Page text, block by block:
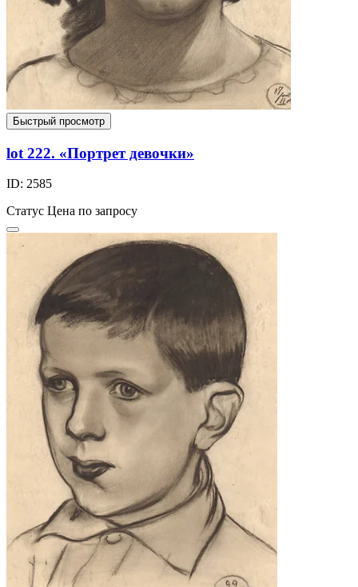
Быстрый просмотр
lot 222. «Портрет девочки»
ID: 2585
Статус Цена по запросу